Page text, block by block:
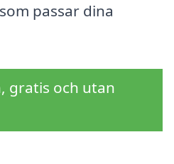
passar dina
gratis och utan